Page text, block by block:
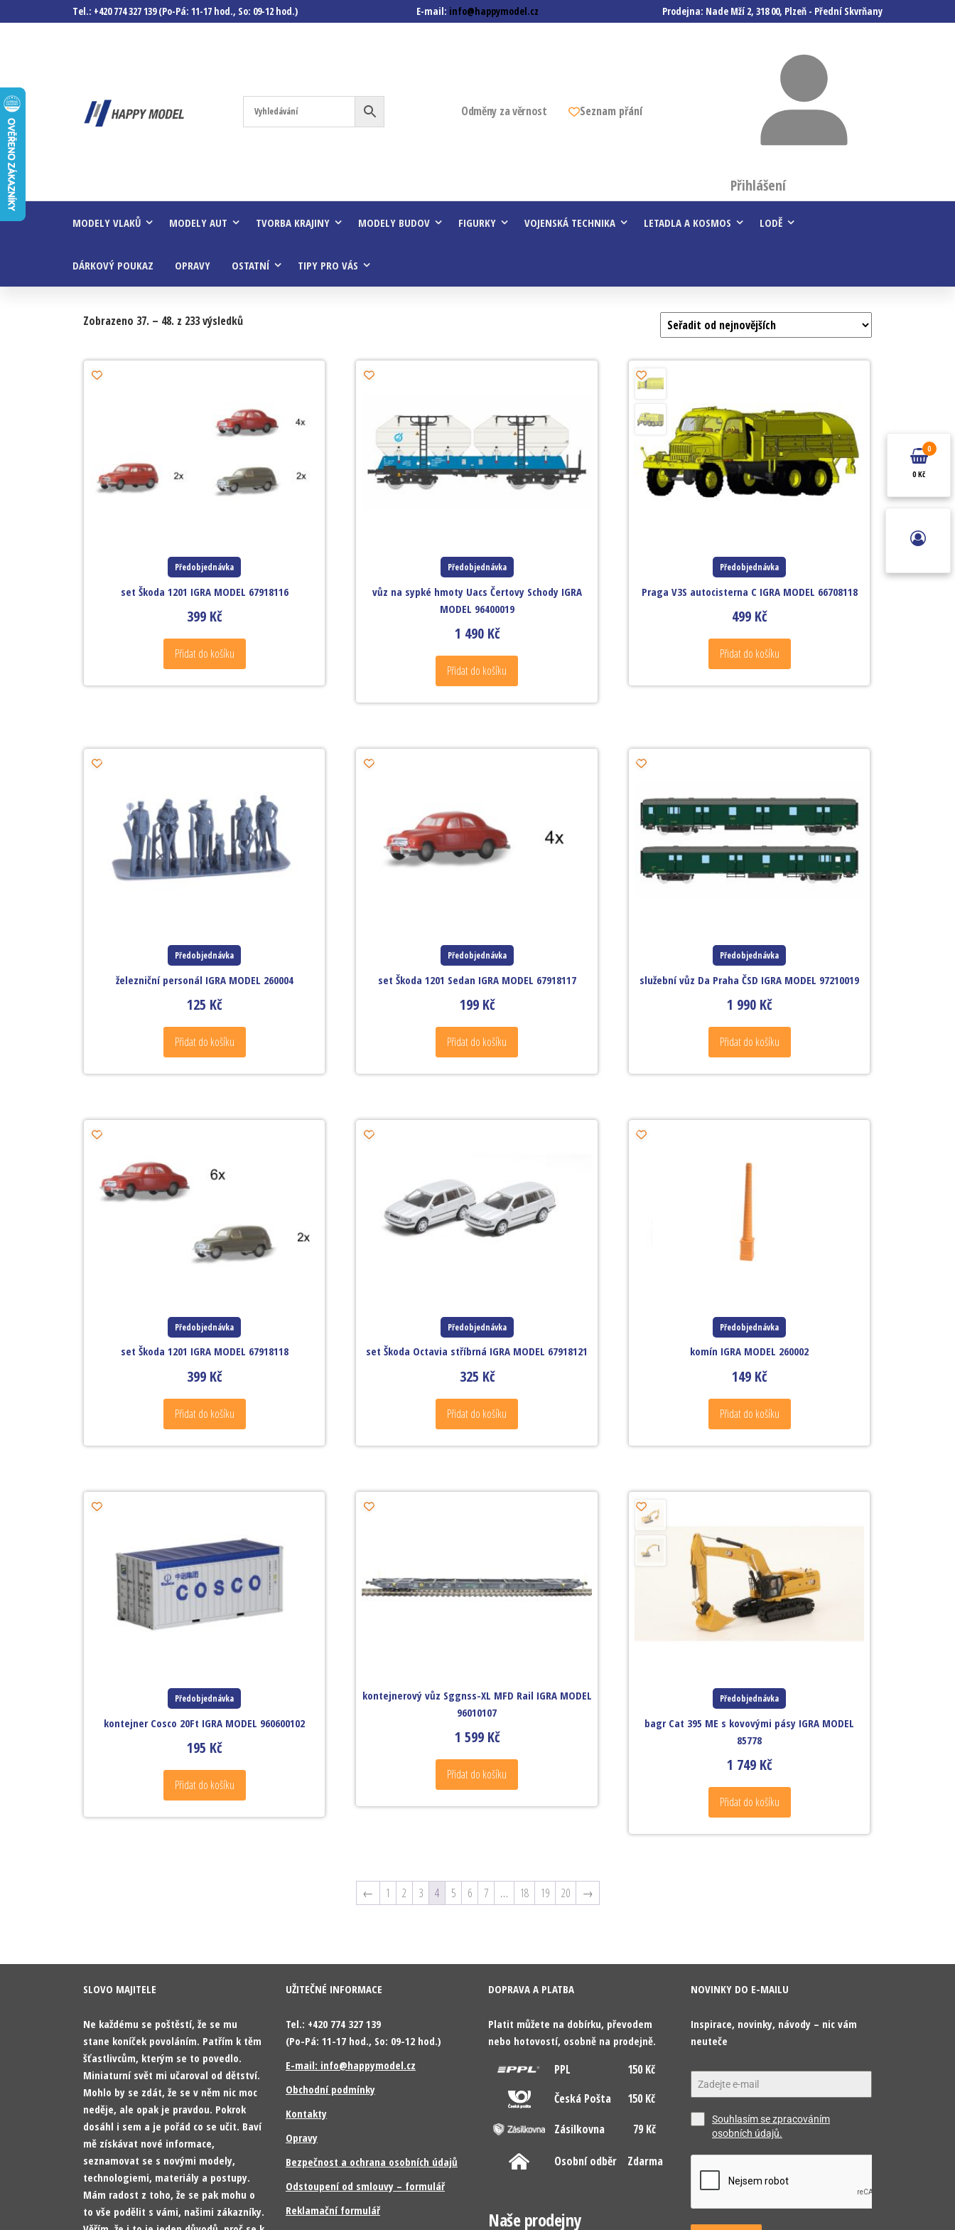
Tel.: +420 774 327 139 (Po-Pá: 11-17 hod., So: 09-12 hod.) E-mail: info@happymodel.cz Prodejna: Nade Mží 2, 318 00, Plzeň - Přední Skvrňany
Happymodel.cz
modelová
Odměny za věrnost Seznam přání
Přihlášení
MODELY VLAKŮ MODELY AUT TVORBA KRAJINY MODELY BUDOV FIGURKY VOJENSKÁ TECHNIKA LETADLA A KOSMOS LODĚ
DÁRKOVÝ POUKAZ OPRAVY OSTATNÍ TIPY PRO VÁS
Zobrazeno 37. – 48. z 233 výsledků
Předobjednávka
set Škoda 1201 IGRA MODEL 67918116
399 Kč
Přidat do košíku
Předobjednávka
vůz na sypké hmoty Uacs Čertovy Schody IGRA
MODEL 96400019
1 490 Kč
Přidat do košíku
Předobjednávka
Praga V3S autocisterna C IGRA MODEL 66708118
499 Kč
Přidat do košíku
Předobjednávka
železniční personál IGRA MODEL 260004
125 Kč
Přidat do košíku
Předobjednávka
set Škoda 1201 Sedan IGRA MODEL 67918117
199 Kč
Přidat do košíku
Předobjednávka
služební vůz Da Praha ČSD IGRA MODEL 97210019
1 990 Kč
Přidat do košíku
Předobjednávka
set Škoda 1201 IGRA MODEL 67918118
399 Kč
Přidat do košíku
Předobjednávka
set Škoda Octavia stříbrná IGRA MODEL 67918121
325 Kč
Přidat do košíku
Předobjednávka
komín IGRA MODEL 260002
149 Kč
Přidat do košíku
Předobjednávka
kontejner Cosco 20Ft IGRA MODEL 960600102
195 Kč
Přidat do košíku
kontejnerový vůz Sggnss-XL MFD Rail IGRA MODEL
96010107
1 599 Kč
Přidat do košíku
Předobjednávka
bagr Cat 395 ME s kovovými pásy IGRA MODEL
85778
1 749 Kč
Přidat do košíku
← 1 2 3 4 5 6 7 … 18 19 20 →
SLOVO MAJITELE
Ne každému se poštěstí, že se mu
stane koníček povoláním. Patřím k těm
šťastlivcům, kterým se to povedlo.
Miniaturní svět mi učaroval od dětství.
Mohlo by se zdát, že se v něm nic moc
neděje, ale opak je pravdou. Pokrok
dosáhl i sem a je pořád co se učit. Baví
mě získávat nové informace,
seznamovat se s novými modely,
technologiemi, materiály a postupy.
Mám radost z toho, že se pak mohu o
to vše podělit s vámi, našimi zákazníky.
UŽITEČNÉ INFORMACE
Tel.: +420 774 327 139
(Po-Pá: 11-17 hod., So: 09-12 hod.)
E-mail: info@happymodel.cz
Obchodní podmínky
Kontakty
Opravy
Bezpečnost a ochrana osobních údajů
Odstoupení od smlouvy – formulář
Reklamační formulář
DOPRAVA A PLATBA
Platit můžete na dobírku, převodem
nebo hotovostí, osobně na prodejně.
PPL
150 Kč
Česká Pošta
150 Kč
Zásilkovna
79 Kč
Osobní odběr Zdarma
Naše prodejny
NOVINKY DO E-MAILU
Inspirace, novinky, návody – nic vám
neuteče
Souhlasím se zpracováním
osobních údajů.
0
0 Kč